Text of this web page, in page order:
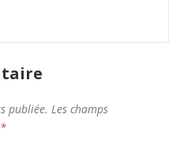
publiée. Les champs
*